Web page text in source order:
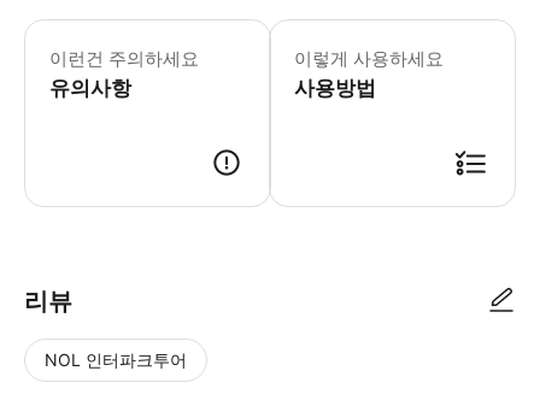
이런건 주의하세요
유의사항
박물관은 코베르치아노 훈련 센터에
이렇게 사용하세요
사용방법
리뷰
NOL 인터파크투어